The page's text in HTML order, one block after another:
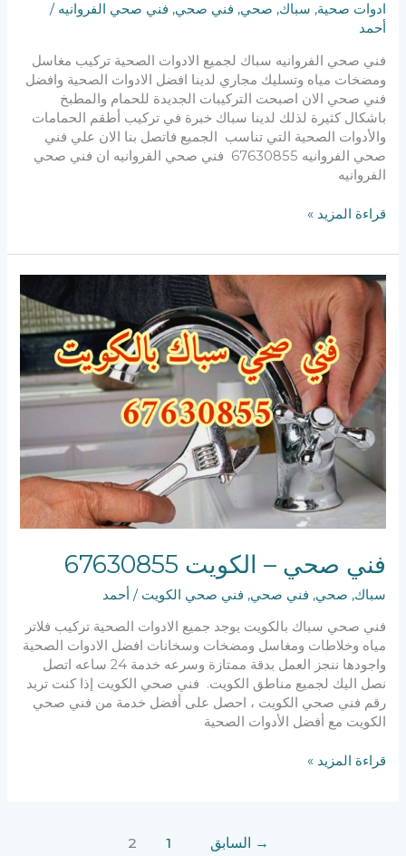
ادوات صحية, سباك, صحي, فني صحي, فني صحي الفروانيه /
أحمد
فني صحي الفروانيه سباك لجميع الادوات الصحية تركيب مغاسل
ومضخات مياه وتسليك مجاري لدينا افضل الادوات الصحية وافضل
فني صحي الان اصبحت التركيبات الجديدة للحمام والمطبخ
باشكال كثيرة لذلك لدينا سباك خبرة في تركيب أطقم الحمامات
والأدوات الصحية التي تناسب الجميع فاتصل بنا الان علي فني
صحي الفروانيه 67630855 فني صحي الفروانيه ان فني صحي
الفروانيه
قراءة المزيد »
فني صحي – الكويت 67630855
سباك, صحي, فني صحي, فني صحي الكويت / أحمد
فني صحي سباك بالكويت يوجد جميع الادوات الصحية تركيب فلاتر
مياه وخلاطات ومغاسل ومضخات وسخانات افضل الادوات الصحية
واجودها ننجز العمل بدقة ممتازة وسرعه خدمة 24 ساعه اتصل
نصل اليك لجميع مناطق الكويت. فني صحي الكويت إذا كنت تريد
رقم فني صحي الكويت ، احصل على أفضل خدمة من فني صحي
الكويت مع أفضل الأدوات الصحية
فني
صحي
–
الكويت
67630855
قراءة المزيد »
→ السابق 1
2